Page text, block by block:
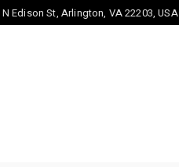
Edison St, Arlington, VA 22203, USA